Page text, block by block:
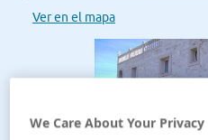
Ver en el mapa
We Care About Your Privacy